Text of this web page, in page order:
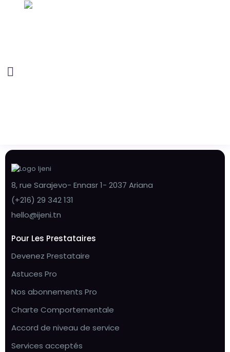
8, rue Sarajevo- Ennasr 1- 2037 Ariana
(+216) 29 342 131
hello@ijeni.tn
Pour Les Prestataires
Devenez Prestataire
Astuces Pro
Nos abonnements Pro
Charte Comportementale
Accord de niveau de service
Services acceptés